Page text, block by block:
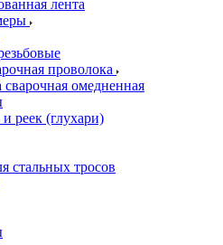
лента
проволока
омедненная
реек (глухари)
стальных тросов